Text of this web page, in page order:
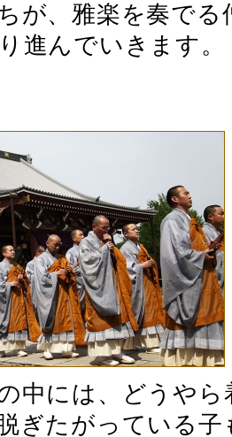
が、雅楽を奏で
進んでいきます。
中には、どうや
ぎたがっている